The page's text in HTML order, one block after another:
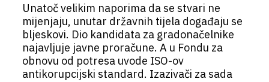
Unatoč velikim naporima da se stvari ne
mijenjaju, unutar državnih tijela događaju se
bljeskovi. Dio kandidata za gradonačelnike
najavljuje javne proračune. A u Fondu za
obnovu od potresa uvode ISO-ov
antikorupcijski standard. Izazivači za sada